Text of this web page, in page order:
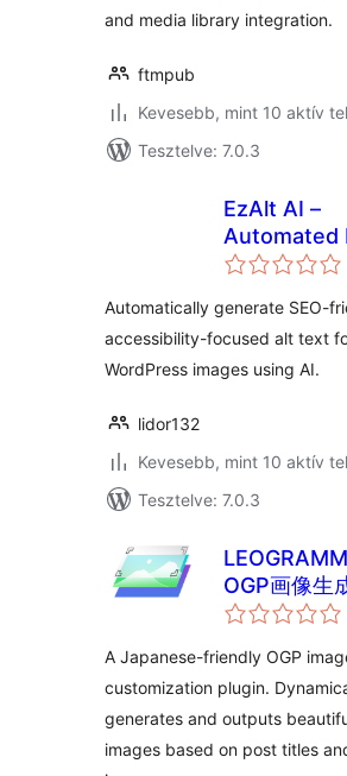
and media library integration.
ftmpub
Kevesebb, mint 10 aktív
Tesztelve: 7.0.3
EzAlt AI –
Automated
SEO &
Automatically generate SEO-
accessibility-focused alt text
WordPress images using AI.
lidor132
Kevesebb, mint 10 aktív
Tesztelve: 7.0.3
OGP画像生
A Japanese-friendly OGP
customization plugin.
generates and outputs
images based on post titles